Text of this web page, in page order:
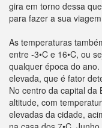
gira em torno dessa
para fazer a sua
As temperaturas
entre -3•C e 16•C, ou
qualquer época do
elevada, que é fator
No centro da capital da
altitude, com
elevadas da cidade,